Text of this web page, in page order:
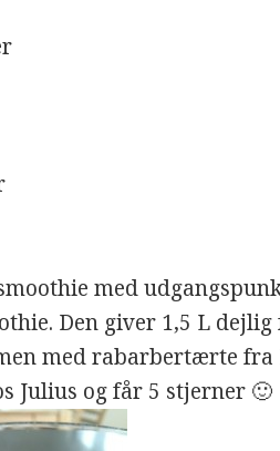
med
Den giver 1,5 L
med rabarbertærte
Julius og får 5 stjerner 🙂